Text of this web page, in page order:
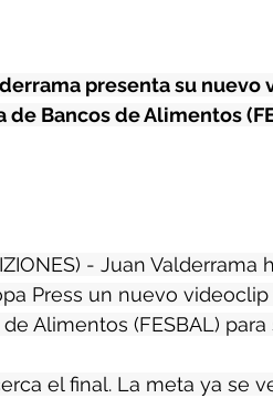
presenta su
de Bancos de Alimentos
- Juan
Press un nuevo
Alimentos (FESBAL)
el final. La meta ya se